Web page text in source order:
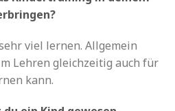
viel lernen. Allgemein
Lehren gleichzeitig auch für
kann.